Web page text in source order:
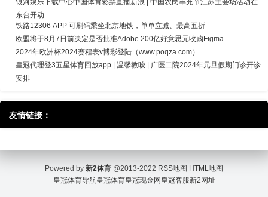
东台开动
铁路12306 APP 可刷码乘坐北京地铁，单单立减、最高五折
欧盟将于8月7日前决定是否批准Adobe 200亿好意思元收购Figma
2024年欧洲杯2024赛程表v博彩登陆（www.poqza.com）
皇冠代理登3五星体育回放app | 温馨教唆 | 广医二院2024年元旦假期门诊开诊
安排
友情链接：
Powered by 新2体育 @2013-2022 RSS地图 HTML地图
皇冠体育导航皇冠体育皇冠现金网 皇冠客服新2网址